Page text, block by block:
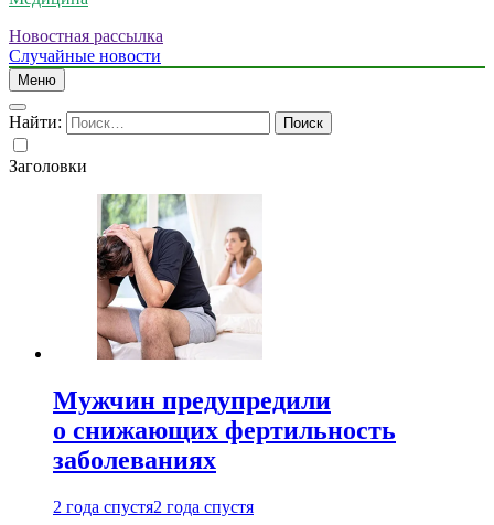
Новостная рассылка
Случайные новости
Меню
Найти:
Заголовки
Мужчин предупредили
о снижающих фертильность
заболеваниях
2 года спустя2 года спустя